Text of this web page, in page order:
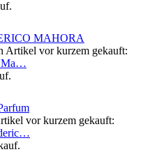
Artikel vor kurzem gekauft:
Ma…
vor kurzem gekauft: